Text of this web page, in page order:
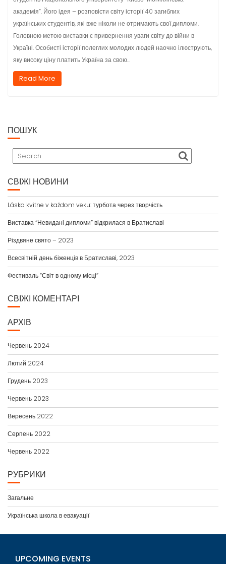
академія”. Його ідея – розповісти світу історії 40 загиблих
українських студентів, які вже ніколи не отримають свої дипломи.
Головною метою виставки є привернення уваги світу до війни в
Україні. Особисті історії полеглих молодих людей наочно ілюструють,
яку високу ціну платить Україна за свою…
Read More
ПОШУК
СВІЖІ НОВИНИ
Láska kvitne v každom veku: турбота через творчість
Виставка “Невидані дипломи” відкрилася в Братиславі
Різдвяне свято – 2023
Всесвітній день біженців в Братиславі, 2023
Фестиваль “Світ в одному місці”
СВІЖІ КОМЕНТАРІ
АРХІВ
Червень 2024
Лютий 2024
Грудень 2023
Червень 2023
Вересень 2022
Серпень 2022
Червень 2022
РУБРИКИ
Загальне
Українська школа в евакуації
UPCOMING EVENTS